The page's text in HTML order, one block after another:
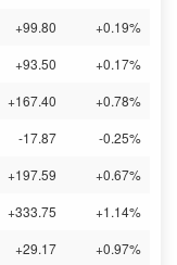
+99.80
+0.19%
+93.50
+0.17%
+167.40
+0.78%
-17.87
-0.25%
+197.59
+0.67%
+333.75
+1.14%
+29.17
+0.97%